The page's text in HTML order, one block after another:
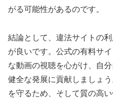
がる可能性があるのです。
結論として、違法サイトの
が良いです。公式の有料サ
な動画の視聴を心がけ、自
健全な発展に貢献しましょ
を守るため、そして質の高